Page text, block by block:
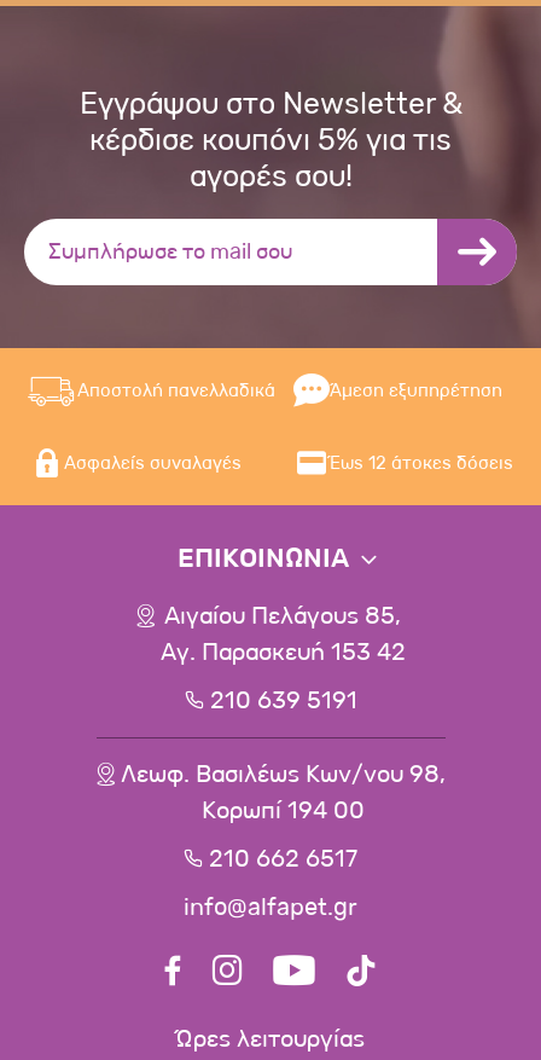
Εγγράψου στο Newsletter &
κέρδισε κουπόνι 5% για τις
αγορές σου!
Αποστολή πανελλαδικά Άμεση εξυπηρέτηση
Ασφαλείς συναλαγές Έως 12 άτοκες δόσεις
ΕΠΙΚΟΙΝΩΝΙΑ
Αιγαίου Πελάγους 85,
Αγ. Παρασκευή 153 42
210 639 5191
Λεωφ. Βασιλέως Κων/νου 98,
Κορωπί 194 00
210 662 6517
info@alfapet.gr
Ώρες λειτουργίας